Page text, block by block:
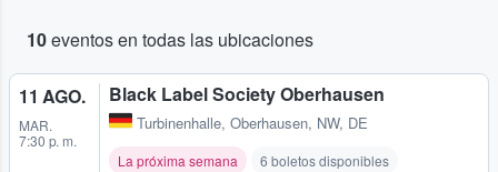
10eventos en todas las ubicaciones
11 AGO.
MAR.
7:30 p. m.
Black Label Society Oberhausen
Turbinenhalle, Oberhausen, NW, DE
La próxima semana 6 boletos disponibles